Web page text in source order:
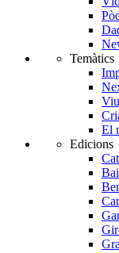
Temàtics
El
Edicions